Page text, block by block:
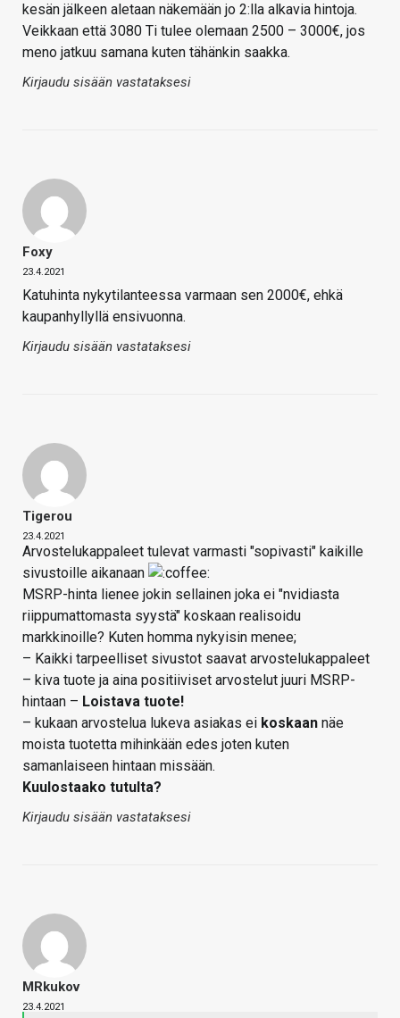
kesän jälkeen aletaan näkemään jo 2:lla alkavia hintoja.
Veikkaan että 3080 Ti tulee olemaan 2500 – 3000€, jos
meno jatkuu samana kuten tähänkin saakka.
Kirjaudu sisään vastataksesi
Foxy
23.4.2021
Katuhinta nykytilanteessa varmaan sen 2000€, ehkä
kaupanhyllyllä ensivuonna.
Kirjaudu sisään vastataksesi
Tigerou
23.4.2021
Arvostelukappaleet tulevat varmasti "sopivasti" kaikille
sivustoille aikanaan
MSRP-hinta lienee jokin sellainen joka ei "nvidiasta
riippumattomasta syystä" koskaan realisoidu
markkinoille? Kuten homma nykyisin menee;
– Kaikki tarpeelliset sivustot saavat arvostelukappaleet
– kiva tuote ja aina positiiviset arvostelut juuri MSRP-
hintaan – Loistava tuote!
– kukaan arvostelua lukeva asiakas ei koskaan näe
moista tuotetta mihinkään edes joten kuten
samanlaiseen hintaan missään.
Kuulostaako tutulta?
Kirjaudu sisään vastataksesi
MRkukov
23.4.2021